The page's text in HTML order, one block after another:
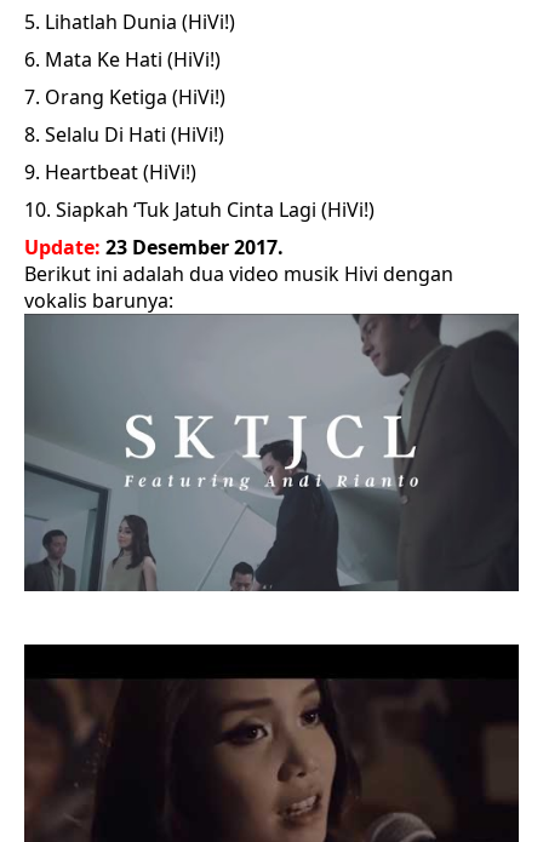
Lihatlah Dunia (HiVi!)
Mata Ke Hati (HiVi!)
Orang Ketiga (HiVi!)
Selalu Di Hati (HiVi!)
Heartbeat (HiVi!)
Siapkah ‘Tuk Jatuh Cinta Lagi (HiVi!)
Update: 23 Desember 2017.
Berikut ini adalah dua video musik Hivi dengan
vokalis barunya: